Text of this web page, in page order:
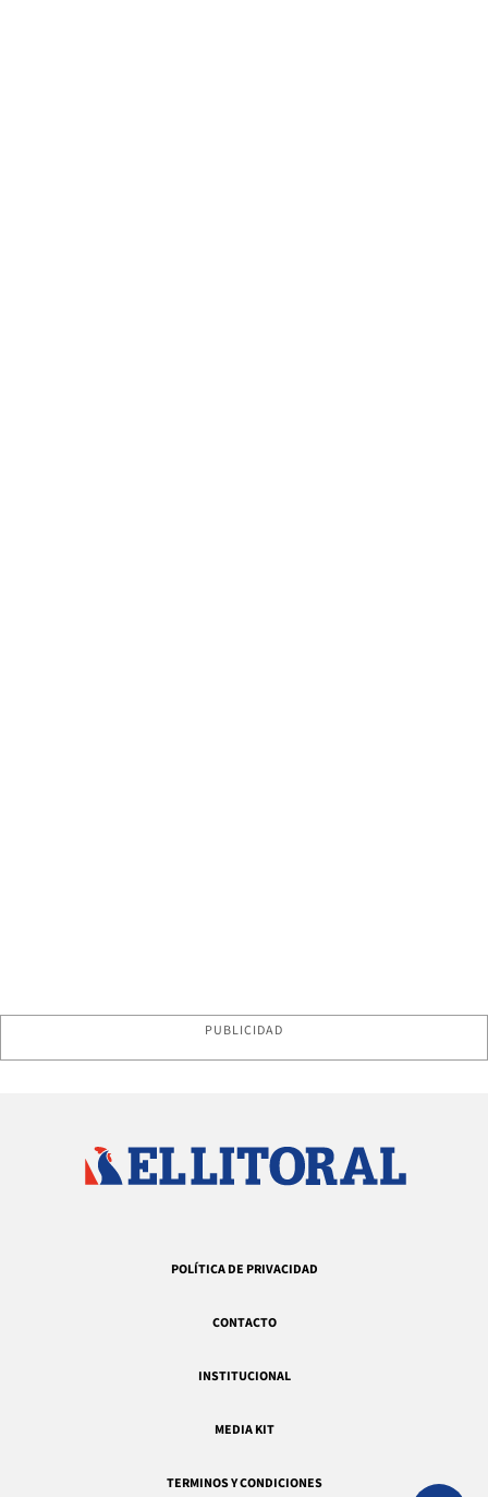
PUBLICIDAD
POLÍTICA DE PRIVACIDAD
CONTACTO
INSTITUCIONAL
MEDIA KIT
TERMINOS Y CONDICIONES